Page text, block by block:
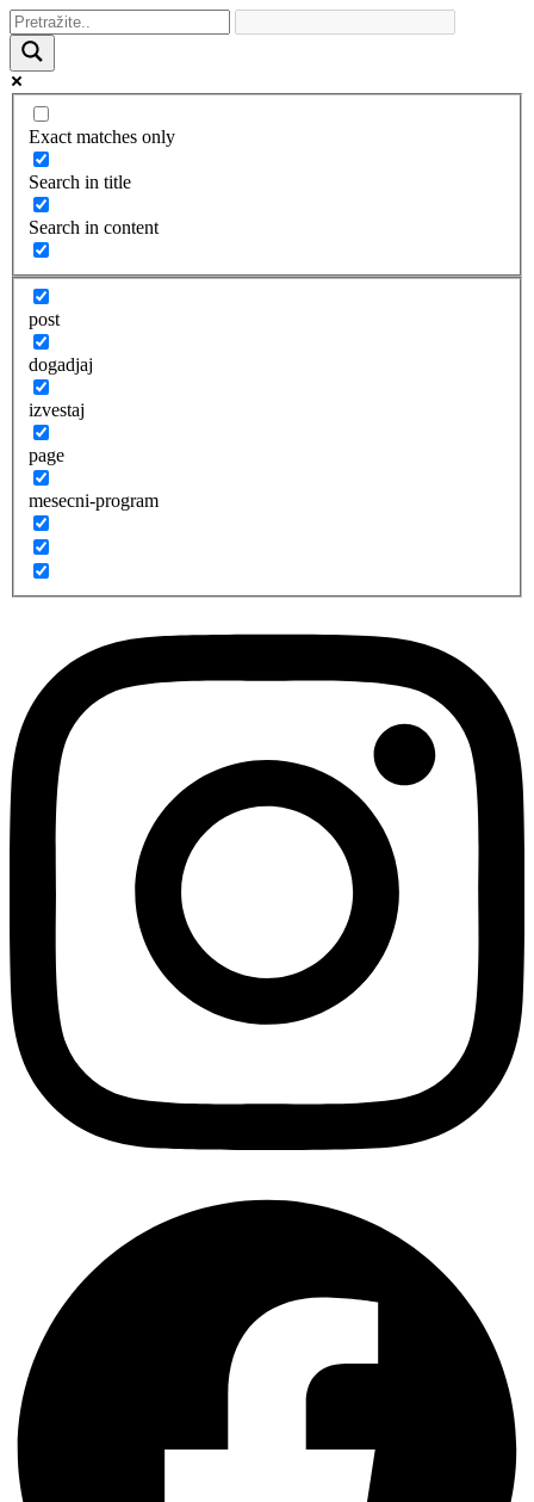
Exact matches only
Search in title
Search in content
post
dogadjaj
izvestaj
page
mesecni-program